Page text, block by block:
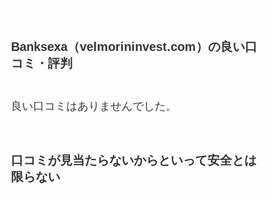
Banksexa（velmorininvest.com）の良い口
コミ・評判
良い口コミはありませんでした。
口コミが見当たらないからといって安全とは
限らない